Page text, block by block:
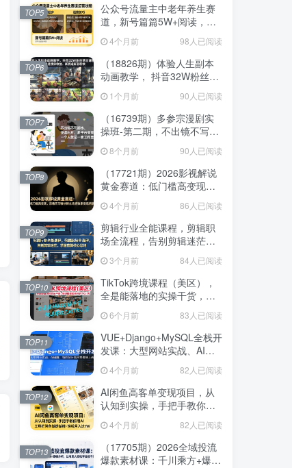
（17657期）AI原创虚拟资料实战课：2026新机会，小红书闲鱼开店，普通人用AI轻松变现，月入5万+
公众号流量主中老年养生赛
道，新号篇篇5W+阅读，新
4个月前 98人已阅读
TOP5
（18826期）体验人生副本
动画教学， 抖音32W粉丝博
益，新赛道新涨粉快
1个月前 90人已阅读
TOP6
（16739期）多参宗漫剧实
操班-第二期，不出镜不写脚
现，一个人就是一家工作室
8个月前 90人已阅读
TOP7
（17721期）2026影视解说
黄金赛道：低门槛高变现，
变现钥匙
4个月前 86人已阅读
TOP8
剪辑行业全能课程，剪辑职
场全流程，告别剪辑迷茫，
掌握剪辑核心思路
3个月前 84人已阅读
TOP9
TikTok跨境课程（美区），
全是能落地的实操干货，快
速搭建起自己的TK小店
6个月前 83人已阅读
TOP10
VUE+Django+MySQL全栈开
发课：大型网站实战、AI编
程、前后端分离从零搭建上
线4个月前 82人已阅读
TOP11
AI闲鱼高客单变现项目，从
认知到实操，手把手教你用
AI工具把闲鱼做透做精，轻
松月入过1W
4个月前 82人已阅读
TOP12
（17705期）2026全域投流
爆款素材课：千川乘方+爆款
TOP13